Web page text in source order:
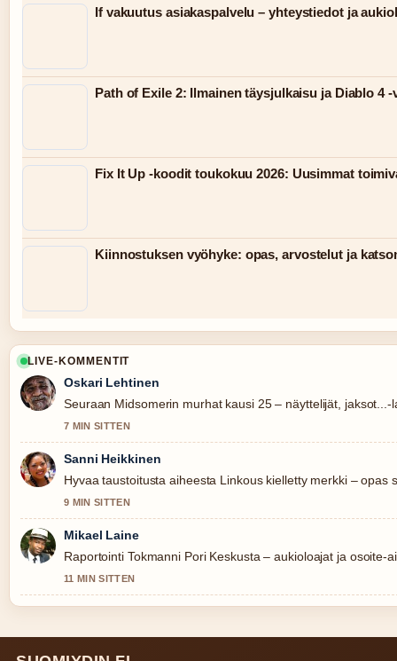
If vakuutus asiakaspalvelu – yhteystiedot ja
Path of Exile 2: Ilmainen täysjulkaisu ja Diablo 4
Fix It Up -koodit toukokuu 2026: Uusimmat
Kiinnostuksen vyöhyke: opas, arvostelut ja
LIVE-KOMMENTIT
Oskari Lehtinen
Seuraan Midsomerin murhat kausi 25 – näyttelijät,
7 MIN SITTEN
Sanni Heikkinen
Hyvaa taustoitusta aiheesta Linkous kielletty merkki –
9 MIN SITTEN
Mikael Laine
Raportointi Tokmanni Pori Keskusta – aukioloajat ja
11 MIN SITTEN